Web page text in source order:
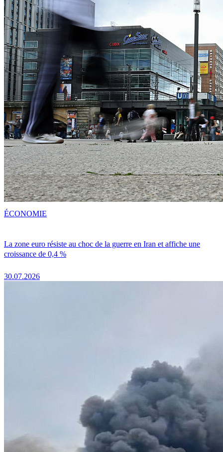
La zone euro résiste au choc de la guerre en Iran et affiche une
croissance de 0,4 %
30.07.2026
ÉCONOMIE